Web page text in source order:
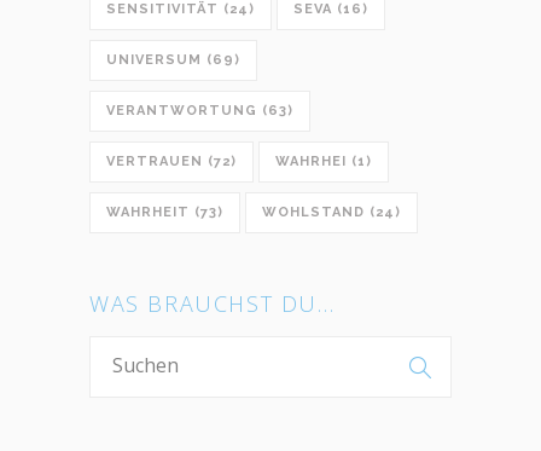
SENSITIVITÄT (24) SEVA (16)
UNIVERSUM (69)
VERANTWORTUNG (63)
VERTRAUEN (72) WAHRHEI (1)
WAHRHEIT (73) WOHLSTAND (24)
WAS BRAUCHST DU…